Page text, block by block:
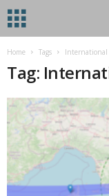
Home Tags International
Tag: